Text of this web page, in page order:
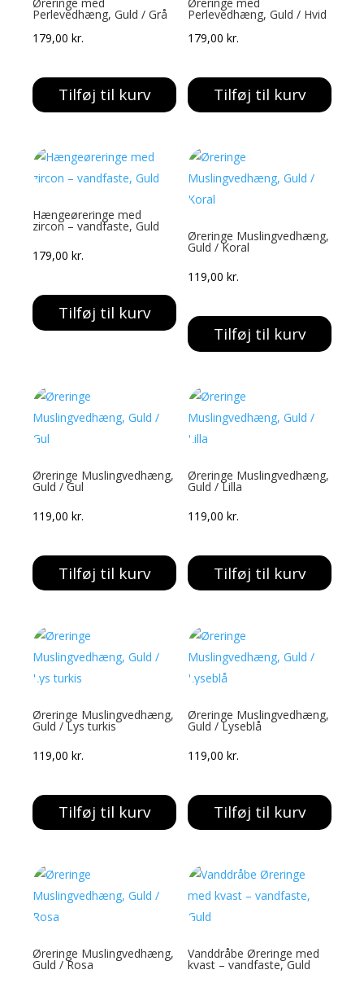
Perlevedhæng, Guld / Grå
179,00kr.
Tilføj til kurv
Perlevedhæng, Guld / Hvid
179,00kr.
Tilføj til kurv
Hængeøreringe med
zircon – vandfaste, Guld
179,00kr.
Tilføj til kurv
Øreringe Muslingvedhæng,
Guld / Koral
119,00kr.
Tilføj til kurv
Øreringe Muslingvedhæng,
Guld / Gul
119,00kr.
Tilføj til kurv
Øreringe Muslingvedhæng,
Guld / Lilla
119,00kr.
Tilføj til kurv
Øreringe Muslingvedhæng,
Guld / Lys turkis
119,00kr.
Tilføj til kurv
Øreringe Muslingvedhæng,
Guld / Lyseblå
119,00kr.
Tilføj til kurv
Øreringe Muslingvedhæng,
Guld / Rosa
Vanddråbe Øreringe med
kvast – vandfaste, Guld